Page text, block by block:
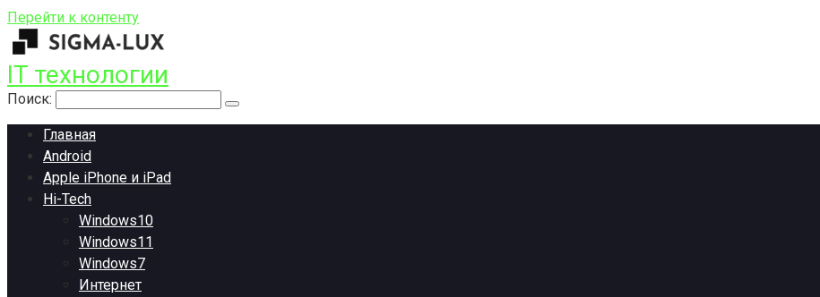
Перейти к контенту
IT технологии
Поиск:
Главная
Android
Apple iPhone и iPad
Hi-Tech
Windows10
Windows11
Windows7
Интернет